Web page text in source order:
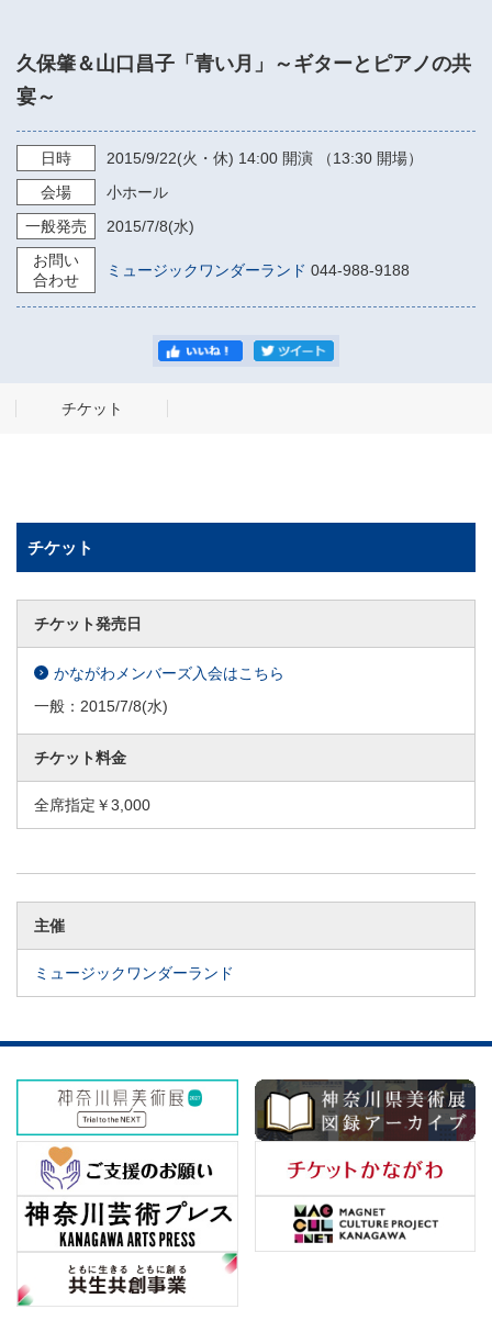
久保肇＆山口昌子「青い月」～ギターとピアノの共
宴～
日時 2015/9/22(火・休) 14:00 開演 （13:30 開場）
会場
小ホール
一般発売
2015/7/8(水)
お問い
合わせ
ミュージックワンダーランド 044-988-9188
チケット
チケット
チケット発売日
かながわメンバーズ入会はこちら
一般： 2015/7/8(水)
チケット料金
全席指定￥3,000
主催
ミュージックワンダーランド